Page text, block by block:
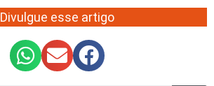
Divulgue esse artigo